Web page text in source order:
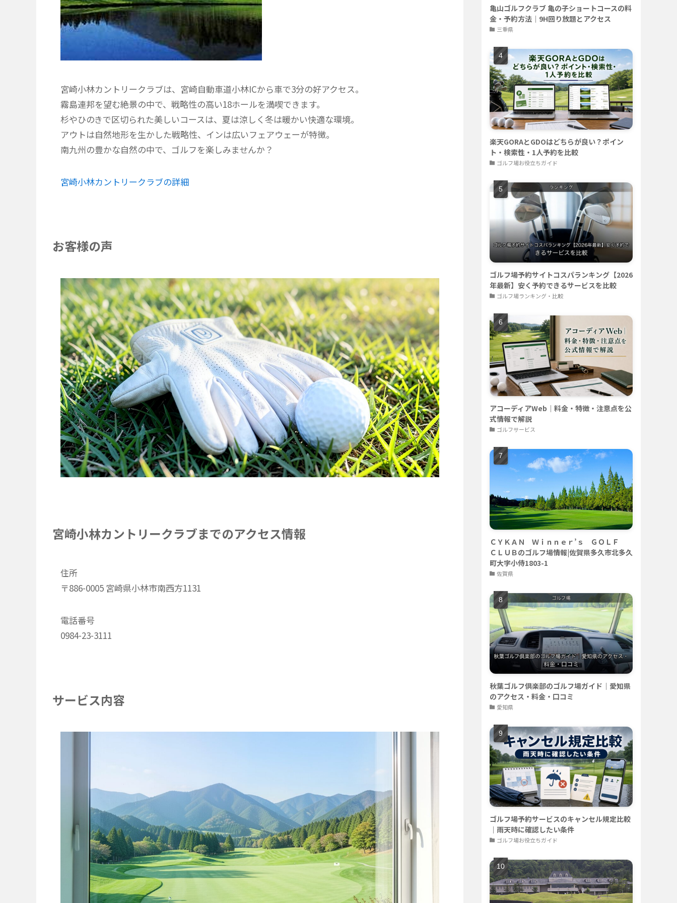
宮崎小林カントリークラブは、宮崎自動車道小林ICから車で3分の好アクセス。
霧島連邦を望む絶景の中で、戦略性の高い18ホールを満喫できます。
杉やひのきで区切られた美しいコースは、夏は涼しく冬は暖かい快適な環境。
アウトは自然地形を生かした戦略性、インは広いフェアウェーが特徴。
南九州の豊かな自然の中で、ゴルフを楽しみませんか？
宮崎小林カントリークラブの詳細
お客様の声
宮崎小林カントリークラブまでのアクセス情報
住所
〒886-0005 宮崎県小林市南西方1131
電話番号
0984-23-3111
サービス内容
亀山ゴルフクラブ 亀の子ショートコースの料
金・予約方法｜9H回り放題とアクセス
三重県
楽天GORAとGDOはどちらが良い？ポイン
ト・検索性・1人予約を比較
ゴルフ場お役立ちガイド
ゴルフ場予約サイトコスパランキング【2026
年最新】安く予約できるサービスを比較
ゴルフ場ランキング・比較
アコーディアWeb｜料金・特徴・注意点を公
式情報で解説
ゴルフサービス
ＣＹＫＡＮ Ｗｉｎｎｅｒ’ｓ ＧＯＬＦ
ＣＬＵＢのゴルフ場情報|佐賀県多久市北多久
町大字小侍1803-1
佐賀県
秋葉ゴルフ倶楽部のゴルフ場ガイド｜愛知県
のアクセス・料金・口コミ
愛知県
ゴルフ場予約サービスのキャンセル規定比較
｜雨天時に確認したい条件
ゴルフ場お役立ちガイド